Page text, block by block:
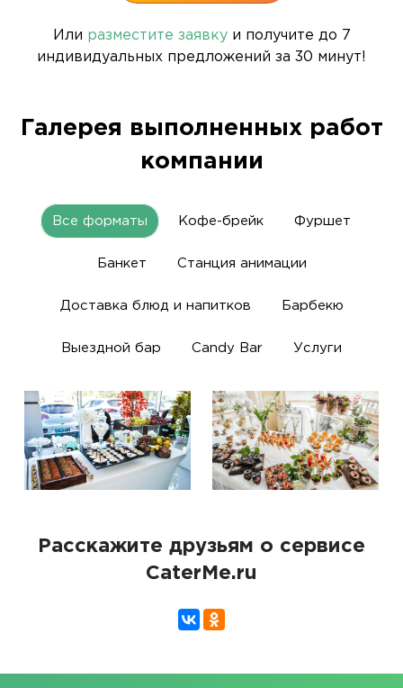
Или разместите заявкуи получите до 7
индивидуальных предложений за 30 минут!
Галерея выполненных работ
компании
Все форматы Кофе-брейк Фуршет
Банкет Станция анимации
Доставка блюд и напитков Барбекю
Выездной бар Candy Bar Услуги
Расскажите друзьям о сервисе
CaterMe.ru